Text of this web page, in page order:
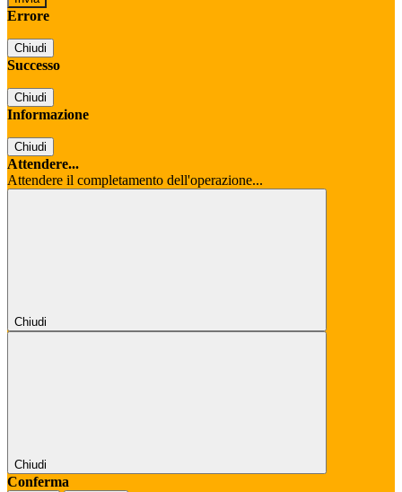
Errore
Chiudi
Successo
Chiudi
Informazione
Chiudi
Attendere...
Attendere il completamento dell'operazione...
Chiudi
Chiudi
Conferma